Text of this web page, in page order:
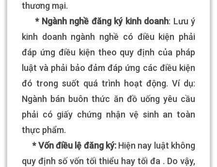
thương mại.
* Ngành nghề đăng ký kinh doanh: Lưu ý
kinh doanh ngành nghề có điều kiện phải
đáp ứng điều kiện theo quy định của pháp
luật và phải bảo đảm đáp ứng các điều kiện
đó trong suốt quá trình hoạt động. Ví dụ:
Ngành bán buôn thức ăn đồ uống yêu cầu
phải có giấy chứng nhận vệ sinh an toàn
thực phẩm.
* Vốn điều lệ đăng ký:Hiện nay luật không
quy định số vốn tối thiểu hay tối đa . Do vậy,